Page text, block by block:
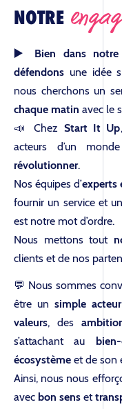
NOTRE
▶️ Bien dans notre
défendons une idée
nous cherchons un
chaque matin avec le
📣 Chez Start It Up
acteurs d’un
révolutionner.
Nos équipes d’experts
fournir un service et
est notre mot d’ordre.
Nous mettons tout
clients et de nos
💬 Nous sommes
être un simple
valeurs, des
s’attachant au
écosystèmeet de son
Ainsi, nous nous
avec bon senset